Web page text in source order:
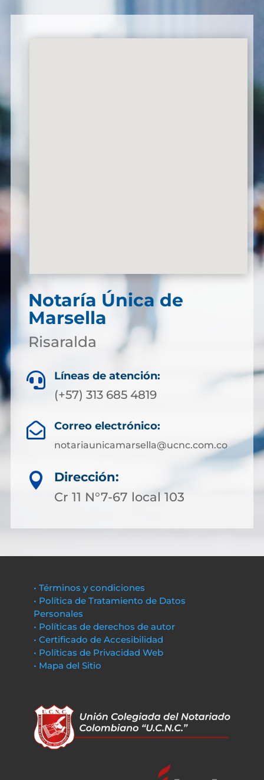
Notaría Única de
Marsella
Risaralda
 Líneas de atención:
(+57) 313 685 4819
 Correo electrónico:
notariaunicamarsella@ucnc.com.co

Dirección:
Cr 11 N°7-67 local 103
• Términos y condiciones
• Política de Tratamiento de Datos
Personales
• Políticas de derechos de autor
• Certificado de Accesibilidad
• Políticas de Privacidad Web
• Mapa del Sitio